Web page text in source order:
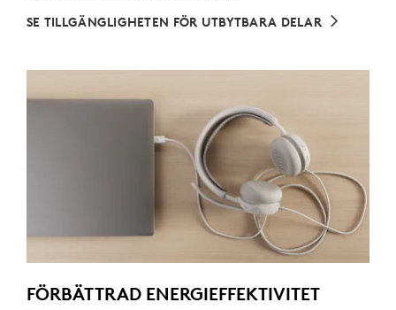
SE TILLGÄNGLIGHETEN FÖR UTBYTBARA DELAR
FÖRBÄTTRAD ENERGIEFFEKTIVITET